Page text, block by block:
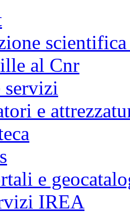
al Cnr
servizi
e
e
IREA